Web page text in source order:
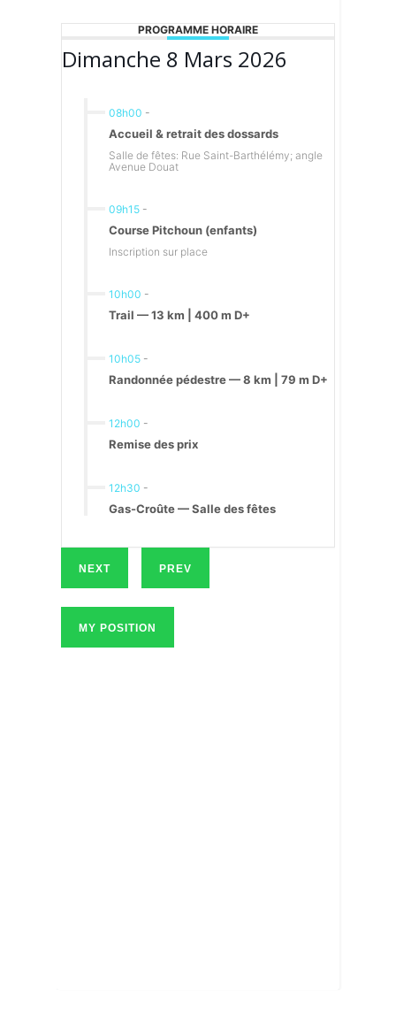
PROGRAMME HORAIRE
Dimanche 8 Mars 2026
08h00 -
Accueil & retrait des dossards
Salle de fêtes: Rue Saint-Barthélémy; angle
Avenue Douat
09h15 -
Course Pitchoun (enfants)
Inscription sur place
10h00 -
Trail — 13 km | 400 m D+
10h05 -
Randonnée pédestre — 8 km | 79 m D+
12h00 -
Remise des prix
12h30 -
Gas-Croûte — Salle des fêtes
NEXT PREV
MY POSITION